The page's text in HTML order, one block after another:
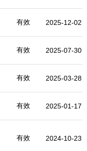
有效 2025-12-02
有效 2025-07-30
有效 2025-03-28
有效 2025-01-17
有效 2024-10-23